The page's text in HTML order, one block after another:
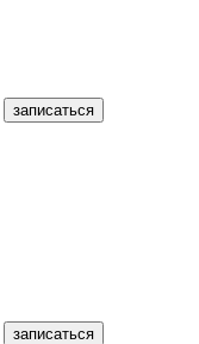
записаться
записаться